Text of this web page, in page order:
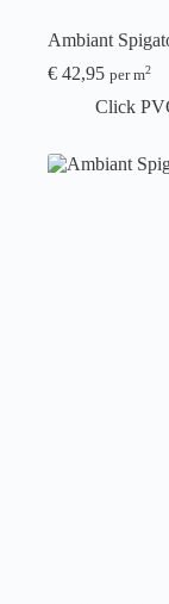
Ambiant
€ 42,95 per m2
Click